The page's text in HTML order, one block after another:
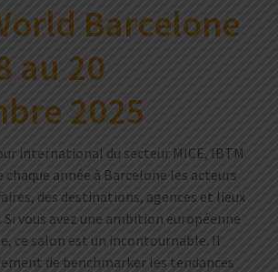
Barcelone
au 20
2025
international du secteur MICE, IBTM
année à Barcelone les acteurs
des destinations, agences et lieux
vous avez une ambition européenne
ce salon est un incontournable. Il
de benchmarker les tendances